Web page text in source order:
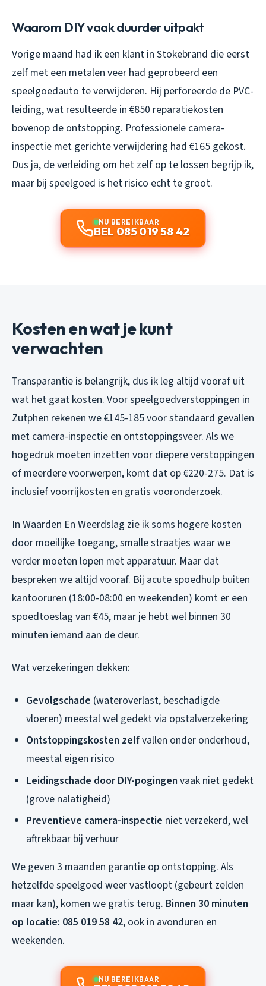
Waarom DIY vaak duurder uitpakt
Vorige maand had ik een klant in Stokebrand die eerst
zelf met een metalen veer had geprobeerd een
speelgoedauto te verwijderen. Hij perforeerde de PVC-
leiding, wat resulteerde in €850 reparatiekosten
bovenop de ontstopping. Professionele camera-
inspectie met gerichte verwijdering had €165 gekost.
Dus ja, de verleiding om het zelf op te lossen begrijp ik,
maar bij speelgoed is het risico echt te groot.
NU BEREIKBAAR
BEL 085 019 58 42
Kosten en wat je kunt
verwachten
Transparantie is belangrijk, dus ik leg altijd vooraf uit
wat het gaat kosten. Voor speelgoedverstoppingen in
Zutphen rekenen we €145-185 voor standaard gevallen
met camera-inspectie en ontstoppingsveer. Als we
hogedruk moeten inzetten voor diepere verstoppingen
of meerdere voorwerpen, komt dat op €220-275. Dat is
inclusief voorrijkosten en gratis vooronderzoek.
In Waarden En Weerdslag zie ik soms hogere kosten
door moeilijke toegang, smalle straatjes waar we
verder moeten lopen met apparatuur. Maar dat
bespreken we altijd vooraf. Bij acute spoedhulp buiten
kantooruren (18:00-08:00 en weekenden) komt er een
spoedtoeslag van €45, maar je hebt wel binnen 30
minuten iemand aan de deur.
Wat verzekeringen dekken:
Gevolgschade (wateroverlast, beschadigde
vloeren) meestal wel gedekt via opstalverzekering
Ontstoppingskosten zelfvallen onder onderhoud,
meestal eigen risico
Leidingschade door DIY-pogingen vaak niet gedekt
(grove nalatigheid)
Preventieve camera-inspectie niet verzekerd, wel
aftrekbaar bij verhuur
We geven 3 maanden garantie op ontstopping. Als
hetzelfde speelgoed weer vastloopt (gebeurt zelden
maar kan), komen we gratis terug. Binnen 30 minuten
op locatie: 085 019 58 42, ook in avonduren en
weekenden.
NU BEREIKBAAR